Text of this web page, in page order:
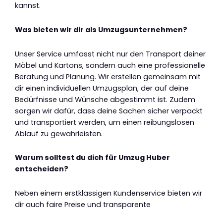
kannst.
Was bieten wir dir als Umzugsunternehmen?
Unser Service umfasst nicht nur den Transport deiner
Möbel und Kartons, sondern auch eine professionelle
Beratung und Planung. Wir erstellen gemeinsam mit
dir einen individuellen Umzugsplan, der auf deine
Bedürfnisse und Wünsche abgestimmt ist. Zudem
sorgen wir dafür, dass deine Sachen sicher verpackt
und transportiert werden, um einen reibungslosen
Ablauf zu gewährleisten.
Warum solltest du dich für Umzug Huber
entscheiden?
Neben einem erstklassigen Kundenservice bieten wir
dir auch faire Preise und transparente